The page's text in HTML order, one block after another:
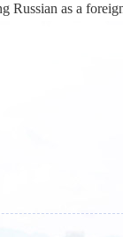
Russian as a